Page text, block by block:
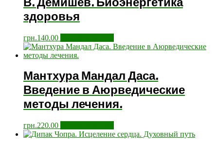
В. Демишев. Биоэнергетика
здоровья
грн.140.00
Мантхура Мандал Даса.
Введение в Аюрведические
методы лечения.
грн.220.00